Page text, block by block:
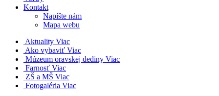
Kontakt
Napíšte nám
Mapa webu
Aktuality Viac
Ako vybaviť Viac
Múzeum oravskej dediny Viac
Farnosť Viac
ZŠ a MŠ Viac
Fotogaléria Viac